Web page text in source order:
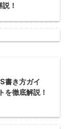
！
書き方ガイ
を徹底解説！